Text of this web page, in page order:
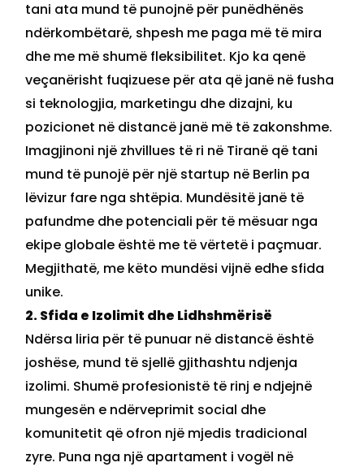
tani ata mund të punojnë për punëdhënës
ndërkombëtarë, shpesh me paga më të mira
dhe me më shumë fleksibilitet. Kjo ka qenë
veçanërisht fuqizuese për ata që janë në fusha
si teknologjia, marketingu dhe dizajni, ku
pozicionet në distancë janë më të zakonshme.
Imagjinoni një zhvillues të ri në Tiranë që tani
mund të punojë për një startup në Berlin pa
lëvizur fare nga shtëpia. Mundësitë janë të
pafundme dhe potenciali për të mësuar nga
ekipe globale është me të vërtetë i paçmuar.
Megjithatë, me këto mundësi vijnë edhe sfida
unike.
2. Sfida e Izolimit dhe Lidhshmërisë
Ndërsa liria për të punuar në distancë është
joshëse, mund të sjellë gjithashtu ndjenja
izolimi. Shumë profesionistë të rinj e ndjejnë
mungesën e ndërveprimit social dhe
komunitetit që ofron një mjedis tradicional
zyre. Puna nga një apartament i vogël në